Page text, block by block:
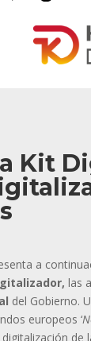
Kit
a
las
del Gobierno.
europeos ‘
de